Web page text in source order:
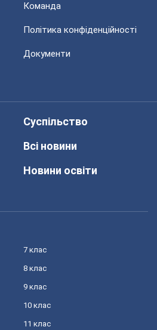
Команда
Політика конфіденційності
Документи
Суспільство
Всі новини
Новини освіти
7 клас
8 клас
9 клас
10 клас
11 клас